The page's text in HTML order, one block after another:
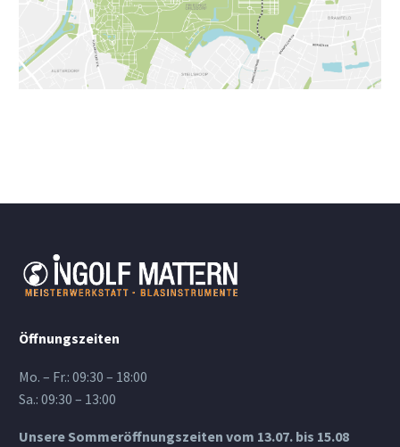
Öffnungszeiten
Mo. – Fr.: 09:30 – 18:00
Sa.: 09:30 – 13:00
Unsere Sommeröffnungszeiten vom 13.07. bis 15.08